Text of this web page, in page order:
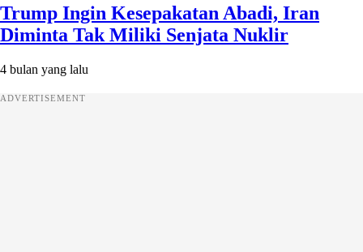
Trump Ingin Kesepakatan Abadi, Iran
Diminta Tak Miliki Senjata Nuklir
4 bulan yang lalu
ADVERTISEMENT